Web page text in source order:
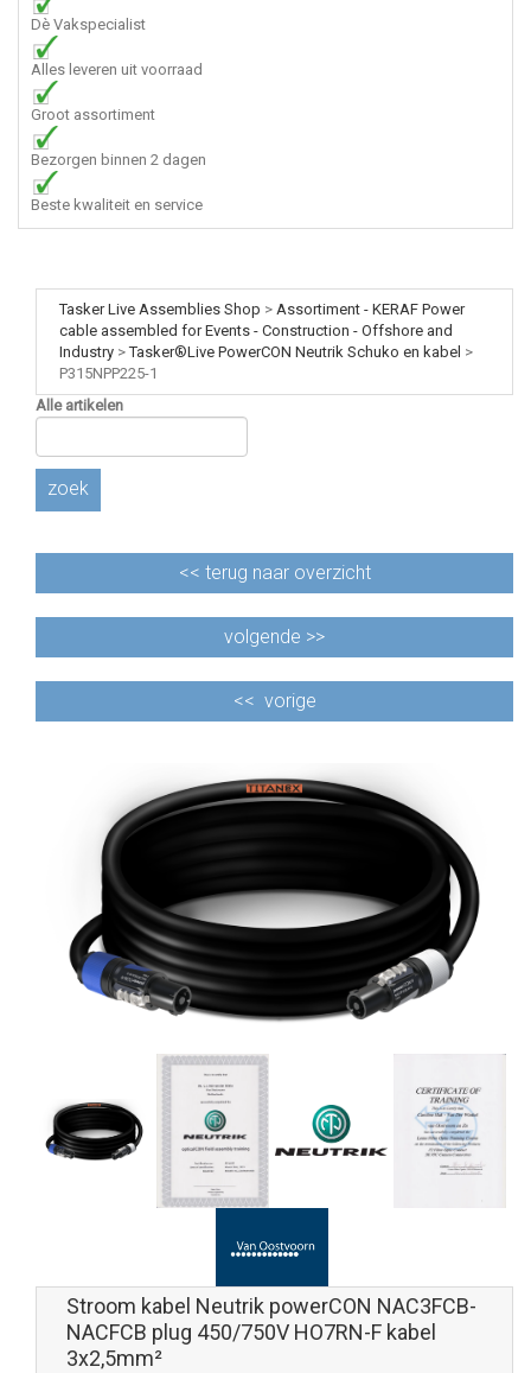
Dè Vakspecialist
Alles leveren uit voorraad
Groot assortiment
Bezorgen binnen 2 dagen
Beste kwaliteit en service
Tasker Live Assemblies Shop > Assortiment - KERAF Power
cable assembled for Events - Construction - Offshore and
Industry >Tasker®Live PowerCON Neutrik Schuko en kabel >
P315NPP225-1
Alle artikelen
zoek
<< terug naar overzicht
volgende >>
<< vorige
Stroom kabel Neutrik powerCON NAC3FCB-
NACFCB plug 450/750V HO7RN-F kabel
3x2,5mm²